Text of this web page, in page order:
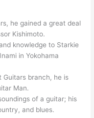
he gained a great deal
Kishimoto.
knowledge to Starkie
in Yokohama
Guitars branch, he is
Man.
of a guitar; his
and blues.